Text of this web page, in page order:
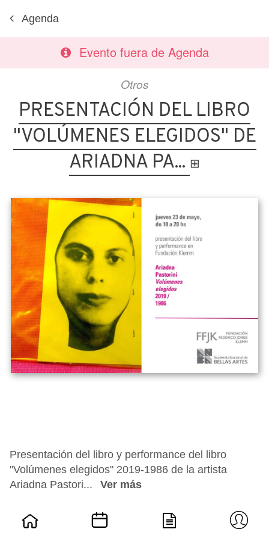
Agenda
Evento fuera de Agenda
Otros
PRESENTACIÓN DEL LIBRO
"VOLÚMENES ELEGIDOS" DE
ARIADNA PA... ⊞
Presentación del libro y performance del libro
"Volúmenes elegidos" 2019-1986 de la artista
Ariadna Pastori...
Ver más